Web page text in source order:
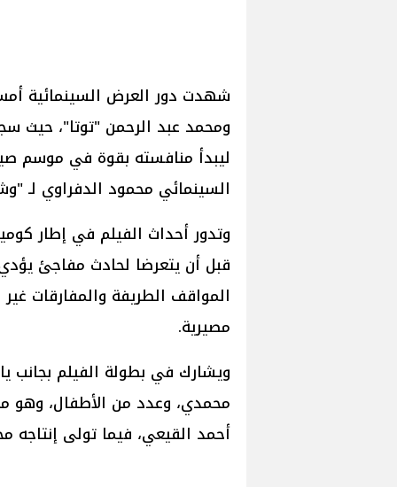
شهدت دور العرض السينمائية
السينمائي محمود الدفراوي لـ
وتدور أحداث الفيلم في إطار
قبل أن يتعرضا لحادث مفاجئ
المواقف الطريفة والمفارقات
مصيرية.
ويشارك في بطولة الفيلم بجانب
محمدي، وعدد من الأطفال، وهو
أحمد القيعي، فيما تولى